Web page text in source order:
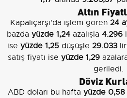
Altın
Kapalıçarşı'da işlem gören 24
bazda yüzde 1,24 azalışla 4.296
ise yüzde 1,25düşüşle 29.033
satış fiyatı ise yüzde 1,29
geriledi.
Döviz
ABD doları bu hafta yüzde 0,58